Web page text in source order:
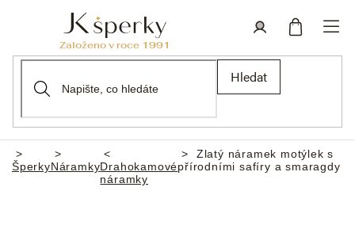
Hledat
Domů
ŠperkyNáramkyDrahokamové
náramky
Zlatý náramek motýlek s
přírodními safíry a smaragdy